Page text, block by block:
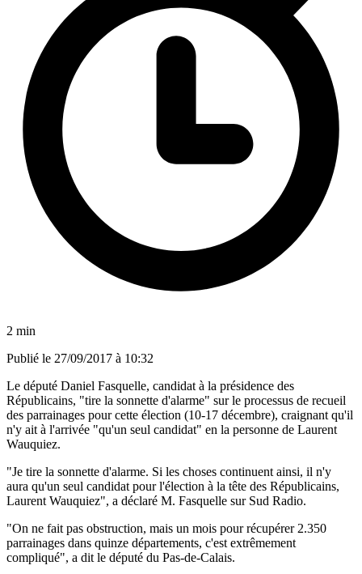
2 min
Publié le 27/09/2017 à 10:32
Le député Daniel Fasquelle, candidat à la présidence des
Républicains, "tire la sonnette d'alarme" sur le processus de recueil
des parrainages pour cette élection (10-17 décembre), craignant qu'il
n'y ait à l'arrivée "qu'un seul candidat" en la personne de Laurent
Wauquiez.
"Je tire la sonnette d'alarme. Si les choses continuent ainsi, il n'y
aura qu'un seul candidat pour l'élection à la tête des Républicains,
Laurent Wauquiez", a déclaré M. Fasquelle sur Sud Radio.
"On ne fait pas obstruction, mais un mois pour récupérer 2.350
parrainages dans quinze départements, c'est extrêmement
compliqué", a dit le député du Pas-de-Calais.